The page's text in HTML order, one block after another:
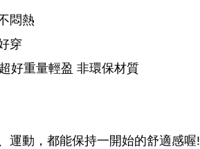
悶熱
穿
好重量輕盈 非環保材質
運動，都能保持一開始的舒適感喔!